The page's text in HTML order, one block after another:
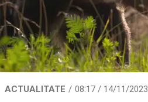
ACTUALITATE 08:17 / 14/11/2023